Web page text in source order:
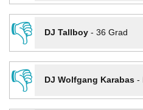
👎
DJ Tallboy- 36 Grad
👎
DJ Wolfgang Karabas-